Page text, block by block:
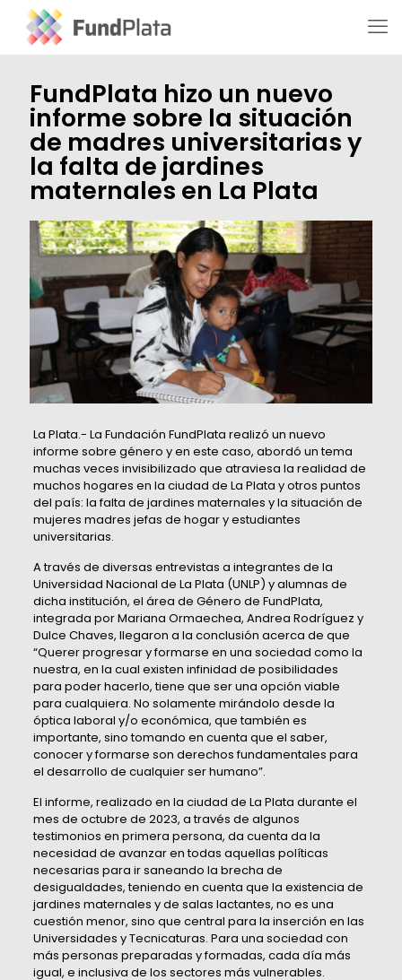
FundPlata hizo un nuevo
informe sobre la situación
de madres universitarias y
la falta de jardines
maternales en La Plata
La Plata.- La Fundación FundPlata realizó un nuevo
informe sobre género y en este caso, abordó un tema
muchas veces invisibilizado que atraviesa la realidad de
muchos hogares en la ciudad de La Plata y otros puntos
del país: la falta de jardines maternales y la situación de
mujeres madres jefas de hogar y estudiantes
universitarias.
A través de diversas entrevistas a integrantes de la
Universidad Nacional de La Plata (UNLP) y alumnas de
dicha institución, el área de Género de FundPlata,
integrada por Mariana Ormaechea, Andrea Rodríguez y
Dulce Chaves, llegaron a la conclusión acerca de que
“Querer progresar y formarse en una sociedad como la
nuestra, en la cual existen infinidad de posibilidades
para poder hacerlo, tiene que ser una opción viable
para cualquiera. No solamente mirándolo desde la
óptica laboral y/o económica, que también es
importante, sino tomando en cuenta que el saber,
conocer y formarse son derechos fundamentales para
el desarrollo de cualquier ser humano”.
El informe, realizado en la ciudad de La Plata durante el
mes de octubre de 2023, a través de algunos
testimonios en primera persona, da cuenta da la
necesidad de avanzar en todas aquellas políticas
necesarias para ir saneando la brecha de
desigualdades, teniendo en cuenta que la existencia de
jardines maternales y de salas lactantes, no es una
cuestión menor, sino que central para la inserción en las
Universidades y Tecnicaturas. Para una sociedad con
más personas preparadas y formadas, cada día más
igual, e inclusiva de los sectores más vulnerables.